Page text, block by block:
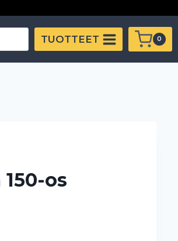
TUOTTEET 0
os